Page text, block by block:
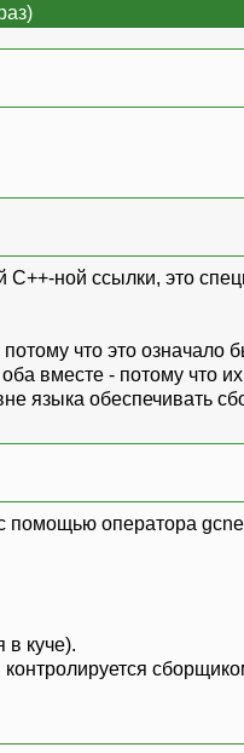
C++-ной ссылки, это
что это означало
вместе - потому что
языка обеспечивать
помощью оператора
в куче).
контролируется